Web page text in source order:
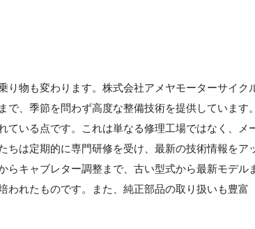
り物も変わります。株式会社アメヤモーターサイク
、季節を問わず高度な整備技術を提供しています。
ている点です。これは単なる修理工場ではなく、メ
ちは定期的に専門研修を受け、最新の技術情報をア
キャブレター調整まで、古い型式から最新モデル
われたものです。また、純正部品の取り扱いも豊富